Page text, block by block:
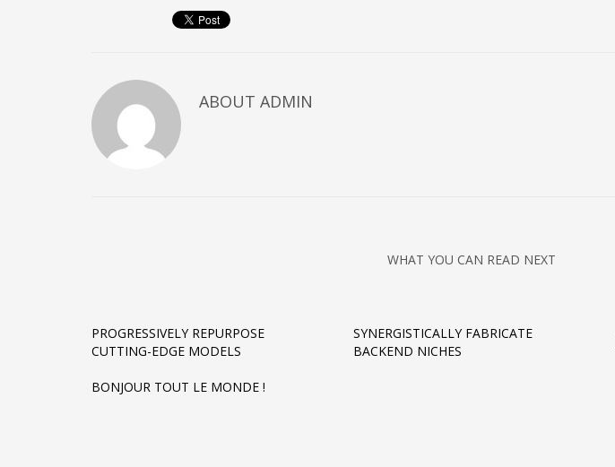
ABOUT ADMIN
WHAT YOU CAN READ NEXT
PROGRESSIVELY REPURPOSE
CUTTING-EDGE MODELS
SYNERGISTICALLY FABRICATE
BACKEND NICHES
BONJOUR TOUT LE MONDE !